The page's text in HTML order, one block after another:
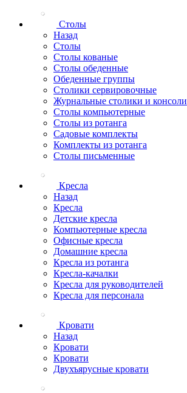
Столы
Назад
Столы
Столы кованые
Столы обеденные
Обеденные группы
Столики сервировочные
Журнальные столики и консоли
Столы компьютерные
Столы из ротанга
Садовые комплекты
Комплекты из ротанга
Столы письменные
Кресла
Назад
Кресла
Детские кресла
Компьютерные кресла
Офисные кресла
Домашние кресла
Кресла из ротанга
Кресла-качалки
Кресла для руководителей
Кресла для персонала
Кровати
Назад
Кровати
Кровати
Двухъярусные кровати